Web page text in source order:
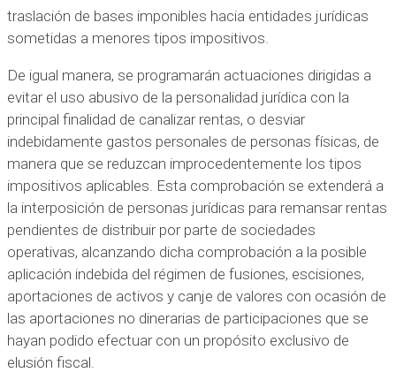
traslación de bases imponibles hacia entidades jurídicas
sometidas a menores tipos impositivos.
De igual manera, se programarán actuaciones dirigidas a
evitar el uso abusivo de la personalidad jurídica con la
principal finalidad de canalizar rentas, o desviar
indebidamente gastos personales de personas físicas, de
manera que se reduzcan improcedentemente los tipos
impositivos aplicables. Esta comprobación se extenderá a
la interposición de personas jurídicas para remansar rentas
pendientes de distribuir por parte de sociedades
operativas, alcanzando dicha comprobación a la posible
aplicación indebida del régimen de fusiones, escisiones,
aportaciones de activos y canje de valores con ocasión de
las aportaciones no dinerarias de participaciones que se
hayan podido efectuar con un propósito exclusivo de
elusión fiscal.